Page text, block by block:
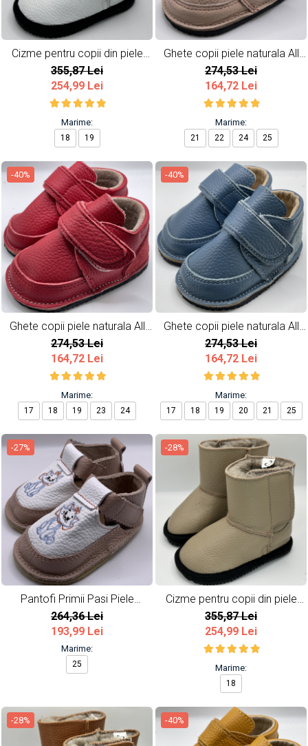
Cizme pentru copii din piele
naturala Snow
355,87 Lei
254,99 Lei
Marime:
18 19
Ghete copii piele naturala All
Pink
274,53 Lei
164,72 Lei
Marime:
21 22 24 25
-40%
Ghete copii piele naturala All
Red
274,53 Lei
164,72 Lei
Marime:
17 18 19 23 24
-40%
Ghete copii piele naturala All
Blue
274,53 Lei
164,72 Lei
Marime:
17 18 19 20 21 25
-27%
Pantofi Primii Pasi Piele
Naturala Marie
264,36 Lei
193,99 Lei
Marime:
25
-28%
Cizme pentru copii din piele
naturala All Beige
355,87 Lei
254,99 Lei
Marime:
18
-28% -40%